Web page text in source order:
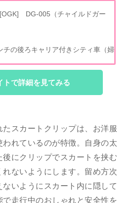
DG-005（チャイルドガー
チの後ろキャリア付きシティ車（婦
トで詳細を見てみる
スカートクリップは、お洋服
われているのが特徴。自身の太
後にクリップでスカートを挟む
れないようにします。留め方次
いようにスカート内に隠して
走行中のおしゃれと安全性を